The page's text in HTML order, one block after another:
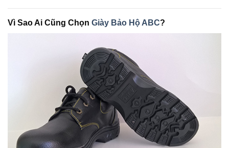
Vì Sao Ai Cũng Chọn Giày Bảo Hộ ABC?